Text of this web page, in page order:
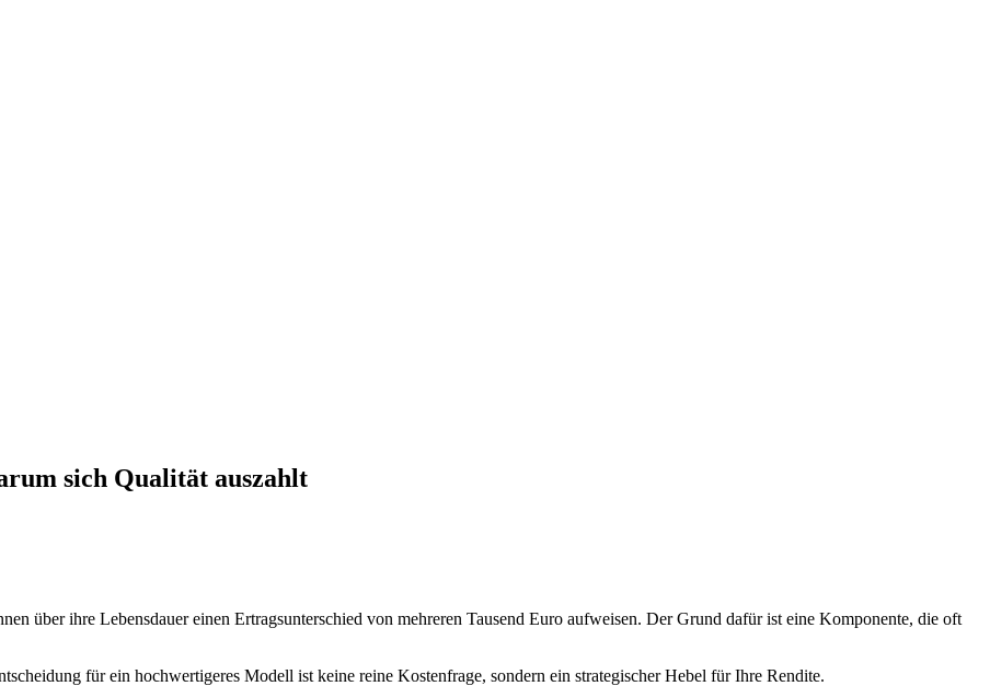
sich Qualität auszahlt
über ihre Lebensdauer einen Ertragsunterschied von mehreren Tausend Euro aufweisen. Der Grund dafür ist eine Komponente, die oft
für ein hochwertigeres Modell ist keine reine Kostenfrage, sondern ein strategischer Hebel für Ihre Rendite.